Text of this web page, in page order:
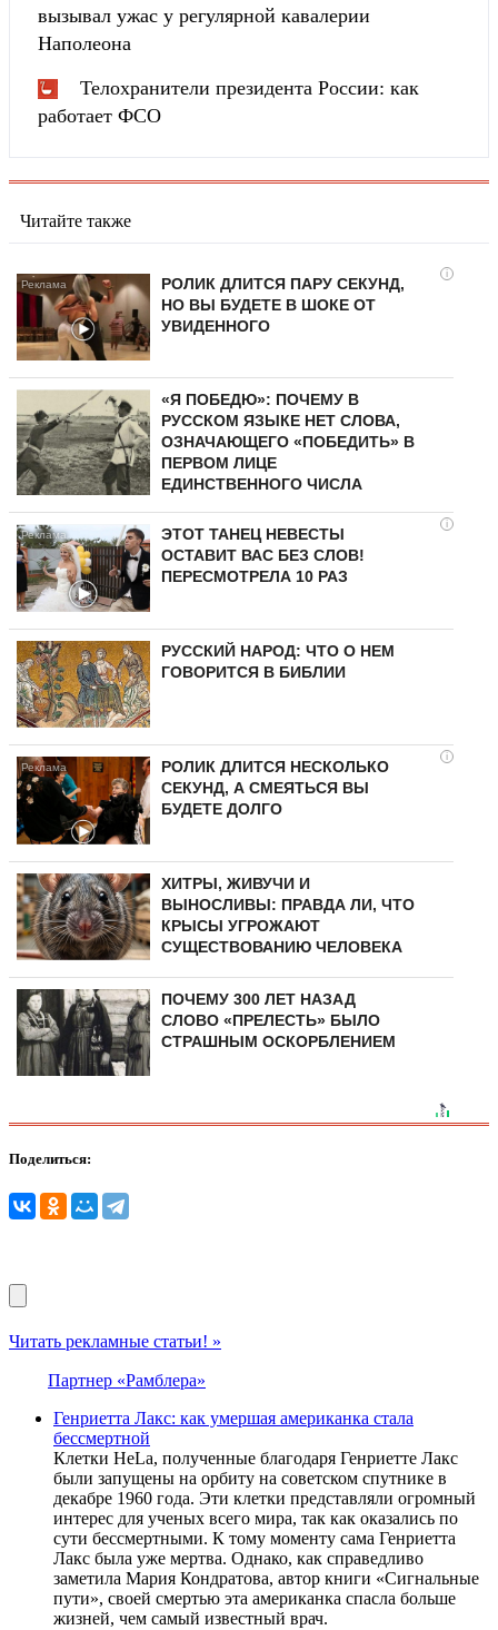
вызывал ужас у регулярной кавалерии
Наполеона
Телохранители президента России: как
работает ФСО
Читайте также
i
РОЛИК ДЛИТСЯ ПАРУ СЕКУНД,
НО ВЫ БУДЕТЕ В ШОКЕ ОТ
УВИДЕННОГО
«Я ПОБЕДЮ»: ПОЧЕМУ В
РУССКОМ ЯЗЫКЕ НЕТ СЛОВА,
ОЗНАЧАЮЩЕГО «ПОБЕДИТЬ» В
ПЕРВОМ ЛИЦЕ
ЕДИНСТВЕННОГО ЧИСЛА
i
ЭТОТ ТАНЕЦ НЕВЕСТЫ
ОСТАВИТ ВАС БЕЗ СЛОВ!
ПЕРЕСМОТРЕЛА 10 РАЗ
РУССКИЙ НАРОД: ЧТО О НЕМ
ГОВОРИТСЯ В БИБЛИИ
i
РОЛИК ДЛИТСЯ НЕСКОЛЬКО
СЕКУНД, А СМЕЯТЬСЯ ВЫ
БУДЕТЕ ДОЛГО
ХИТРЫ, ЖИВУЧИ И
ВЫНОСЛИВЫ: ПРАВДА ЛИ, ЧТО
КРЫСЫ УГРОЖАЮТ
СУЩЕСТВОВАНИЮ ЧЕЛОВЕКА
ПОЧЕМУ 300 ЛЕТ НАЗАД
СЛОВО «ПРЕЛЕСТЬ» БЫЛО
СТРАШНЫМ ОСКОРБЛЕНИЕМ
Поделиться:
Читать рекламные статьи! »
Партнер «Рамблера»
Генриетта Лакс: как умершая американка стала
бессмертной
Клетки HeLa, полученные благодаря Генриетте Лакс
были запущены на орбиту на советском спутнике в
декабре 1960 года. Эти клетки представляли огромный
интерес для ученых всего мира, так как оказались по
сути бессмертными. К тому моменту сама Генриетта
Лакс была уже мертва. Однако, как справедливо
заметила Мария Кондратова, автор книги «Сигнальные
пути», своей смертью эта американка спасла больше
жизней, чем самый известный врач.